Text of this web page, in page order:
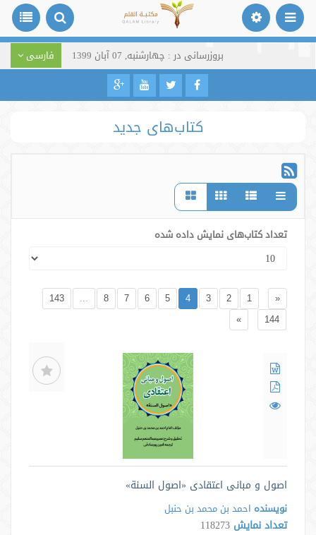
بروزرسانی در : چهارشنبه, 07 آبان 1399 فارسی
کتاب‌های جدید
تعداد کتاب‌های نمایش داده شده
«
1
2
3
4
5
6
7
8
...
143
144
»
اصول و مبانی اعتقادی «اصول السنة»
نویسنده احمد بن محمد بن حنبل
تعداد نمایش 118273